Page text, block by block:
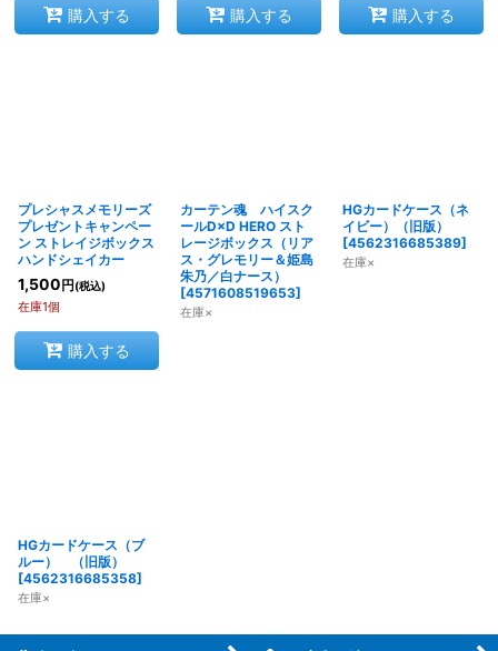
購入する 購入する 購入する
プレシャスメモリーズ
プレゼントキャンペー
ン ストレイジボックス
ハンドシェイカー
1,500 円 (税込)
在庫1個
購入する
カーテン魂 ハイスク
ールD×D HERO スト
レージボックス（リア
ス・グレモリー＆姫島
朱乃／白ナース）
[4571608519653]
在庫×
HGカードケース（ネ
イビー）（旧版）
[4562316685389]
在庫×
HGカードケース（ブ
ルー） （旧版）
[4562316685358]
在庫×